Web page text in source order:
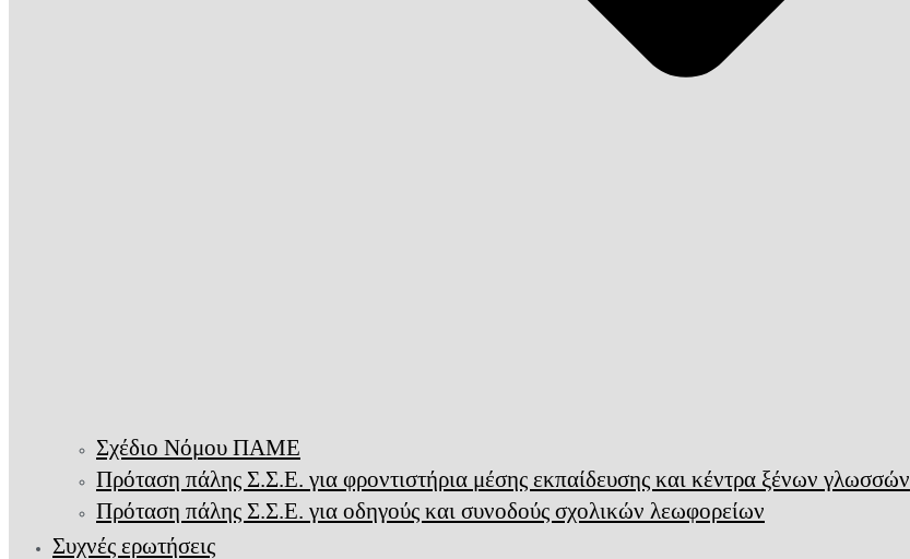
Σχέδιο Νόμου ΠΑΜΕ
Πρόταση πάλης Σ.Σ.Ε. για φροντιστήρια μέσης εκπαίδευσης και κέντρα ξένων γλωσσών
Πρόταση πάλης Σ.Σ.Ε. για οδηγούς και συνοδούς σχολικών λεωφορείων
Συχνές ερωτήσεις